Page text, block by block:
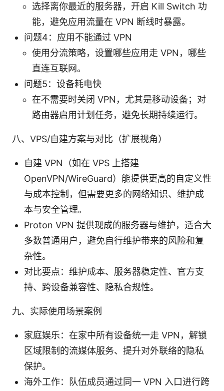
选择离你最近的服务器，开启 Kill Switch 功
能，避免应用流量在 VPN 断线时暴露。
问题4：应用不能通过 VPN
使用分流策略，设置哪些应用走 VPN，哪些
直连互联网。
问题5：设备耗电快
在不需要时关闭 VPN，尤其是移动设备；对
路由器启用计划任务，避免长期持续运行。
八、VPS/自建方案与对比（扩展视角）
自建 VPN（如在 VPS 上搭建
OpenVPN/WireGuard）能提供更高的自定义性
与成本控制，但需要更多的网络知识、维护成
本与安全管理。
Proton VPN 提供现成的服务器与维护，适合大
多数普通用户，避免自行维护带来的风险和复
杂性。
对比要点：维护成本、服务器稳定性、官方支
持、跨设备兼容性、隐私合规性。
九、实际使用场景案例
家庭娱乐：在家中所有设备统一走 VPN，解锁
区域限制的流媒体服务、提升对外联络的隐私
保护。
海外工作：队伍成员通过同一 VPN 入口进行跨